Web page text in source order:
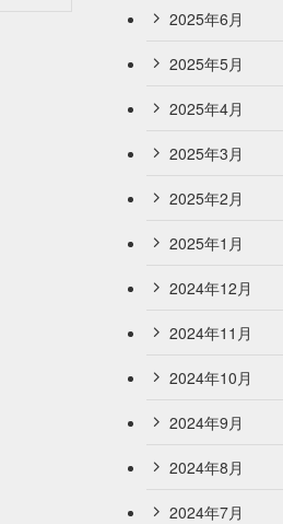
2025年6月
2025年5月
2025年4月
2025年3月
2025年2月
2025年1月
2024年12月
2024年11月
2024年10月
2024年9月
2024年8月
2024年7月